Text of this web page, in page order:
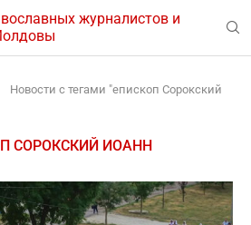
журналистов и
Новости с тегами "епископ Сорокский
СОРОКСКИЙ ИОАНН